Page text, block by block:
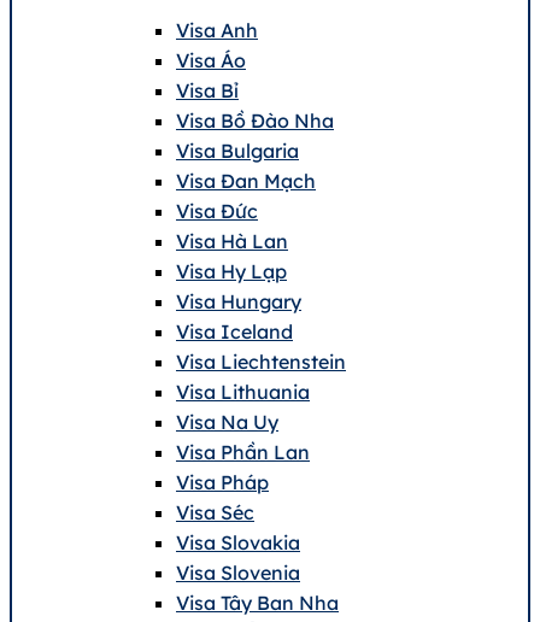
Visa Anh
Visa Áo
Visa Bỉ
Visa Bồ Đào Nha
Visa Bulgaria
Visa Đan Mạch
Visa Đức
Visa Hà Lan
Visa Hy Lạp
Visa Hungary
Visa Iceland
Visa Liechtenstein
Visa Lithuania
Visa Na Uy
Visa Phần Lan
Visa Pháp
Visa Séc
Visa Slovakia
Visa Slovenia
Visa Tây Ban Nha